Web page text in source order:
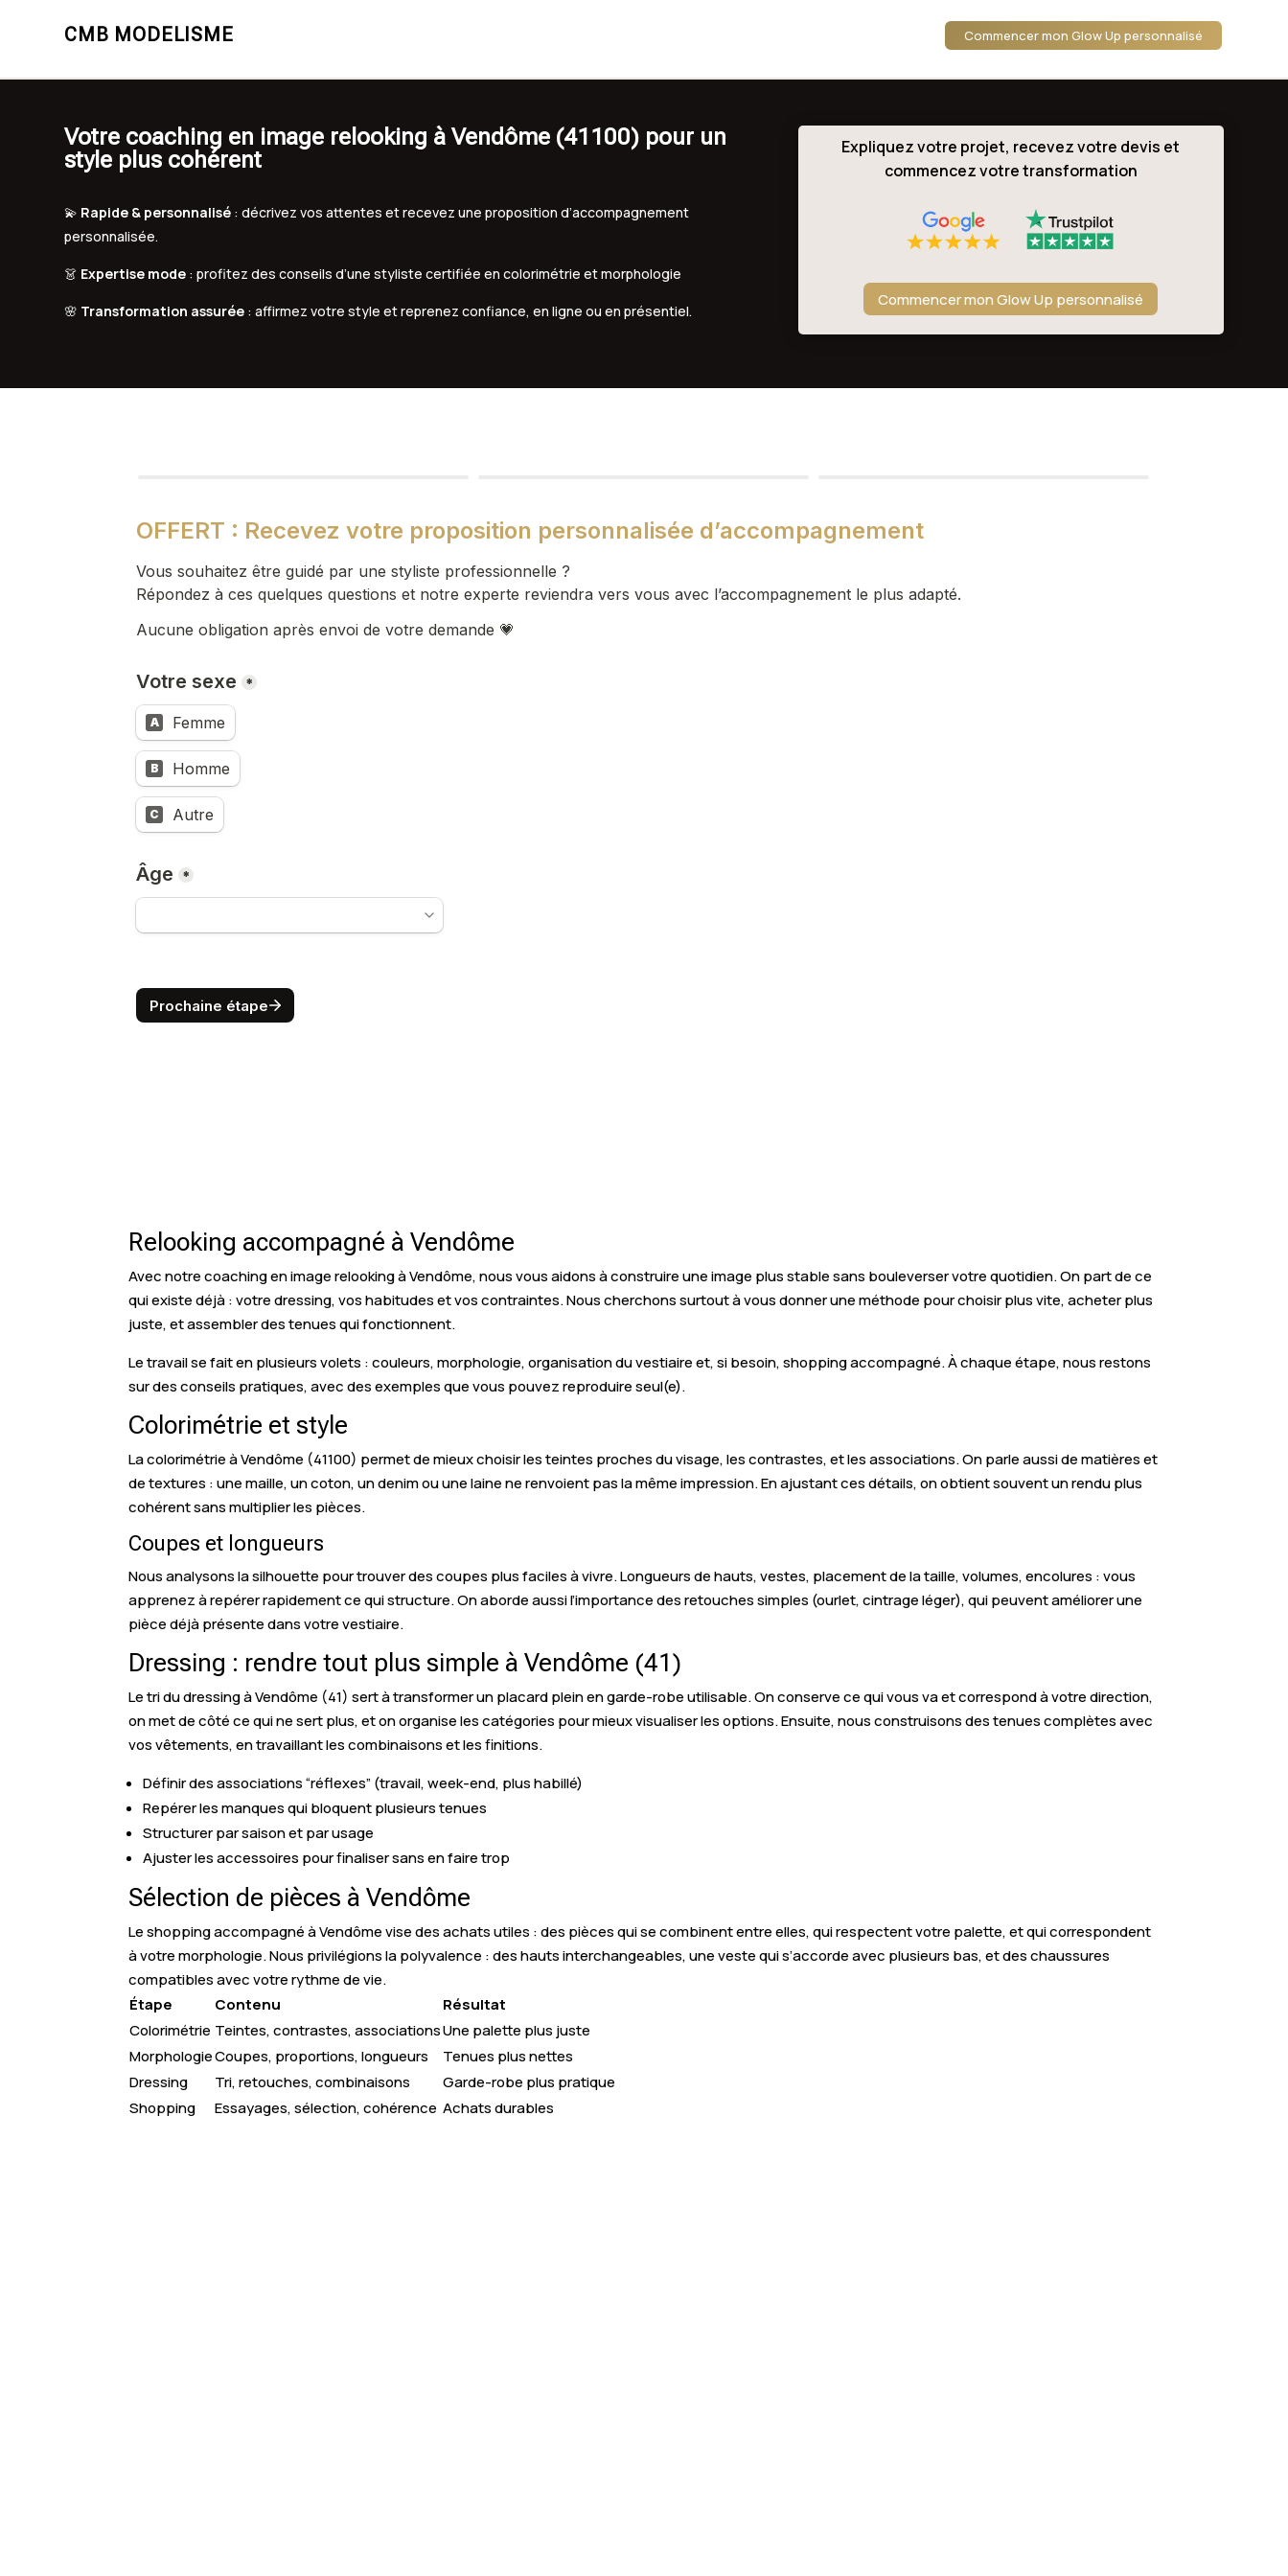
CMB MODELISME Commencer mon Glow Up personnalisé
Votre coaching en image relooking à Vendôme (41100) pour un
style plus cohérent
💫 Rapide & personnalisé : décrivez vos attentes et recevez une proposition d’accompagnement
personnalisée.
👗 Expertise mode : profitez des conseils d’une styliste certifiée en colorimétrie et morphologie
🌸 Transformation assurée : affirmez votre style et reprenez confiance, en ligne ou en présentiel.
Expliquez votre projet, recevez votre devis et
commencez votre transformation
Commencer mon Glow Up personnalisé
Relooking accompagné à Vendôme
Avec notre coaching en image relooking à Vendôme, nous vous aidons à construire une image plus stable sans bouleverser votre quotidien. On part de ce
qui existe déjà : votre dressing, vos habitudes et vos contraintes. Nous cherchons surtout à vous donner une méthode pour choisir plus vite, acheter plus
juste, et assembler des tenues qui fonctionnent.
Le travail se fait en plusieurs volets : couleurs, morphologie, organisation du vestiaire et, si besoin, shopping accompagné. À chaque étape, nous restons
sur des conseils pratiques, avec des exemples que vous pouvez reproduire seul(e).
Colorimétrie et style
La colorimétrie à Vendôme (41100) permet de mieux choisir les teintes proches du visage, les contrastes, et les associations. On parle aussi de matières et
de textures : une maille, un coton, un denim ou une laine ne renvoient pas la même impression. En ajustant ces détails, on obtient souvent un rendu plus
cohérent sans multiplier les pièces.
Coupes et longueurs
Nous analysons la silhouette pour trouver des coupes plus faciles à vivre. Longueurs de hauts, vestes, placement de la taille, volumes, encolures : vous
apprenez à repérer rapidement ce qui structure. On aborde aussi l’importance des retouches simples (ourlet, cintrage léger), qui peuvent améliorer une
pièce déjà présente dans votre vestiaire.
Dressing : rendre tout plus simple à Vendôme (41)
Le tri du dressing à Vendôme (41) sert à transformer un placard plein en garde-robe utilisable. On conserve ce qui vous va et correspond à votre direction,
on met de côté ce qui ne sert plus, et on organise les catégories pour mieux visualiser les options. Ensuite, nous construisons des tenues complètes avec
vos vêtements, en travaillant les combinaisons et les finitions.
Définir des associations “réflexes” (travail, week-end, plus habillé)
Repérer les manques qui bloquent plusieurs tenues
Structurer par saison et par usage
Ajuster les accessoires pour finaliser sans en faire trop
Sélection de pièces à Vendôme
Le shopping accompagné à Vendôme vise des achats utiles : des pièces qui se combinent entre elles, qui respectent votre palette, et qui correspondent
à votre morphologie. Nous privilégions la polyvalence : des hauts interchangeables, une veste qui s’accorde avec plusieurs bas, et des chaussures
compatibles avec votre rythme de vie.
Étape
Contenu
Résultat
Colorimétrie Teintes, contrastes, associationsUne palette plus juste
MorphologieCoupes, proportions, longueurs
Tenues plus nettes
Dressing
Tri, retouches, combinaisons
Garde-robe plus pratique
Shopping
Essayages, sélection, cohérence Achats durables